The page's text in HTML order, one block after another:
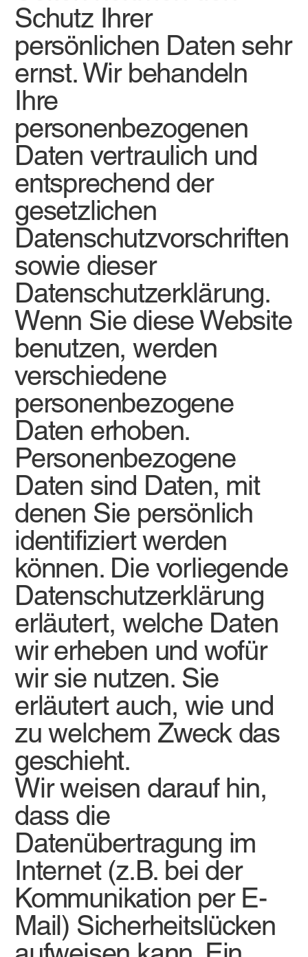
Schutz Ihrer
persönlichen Daten sehr
ernst. Wir behandeln
Ihre
personenbezogenen
Daten vertraulich und
entsprechend der
gesetzlichen
Datenschutzvorschriften
sowie dieser
Datenschutzerklärung.
Wenn Sie diese Website
benutzen, werden
verschiedene
personenbezogene
Daten erhoben.
Personenbezogene
Daten sind Daten, mit
denen Sie persönlich
identifiziert werden
können. Die vorliegende
Datenschutzerklärung
erläutert, welche Daten
wir erheben und wofür
wir sie nutzen. Sie
erläutert auch, wie und
zu welchem Zweck das
geschieht.
Wir weisen darauf hin,
dass die
Datenübertragung im
Internet (z.B. bei der
Kommunikation per E-
Mail) Sicherheitslücken